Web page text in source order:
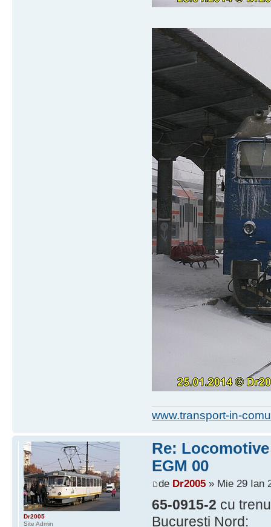
www.transport-in-
Re:
EGM 00
de Dr2005» Mie 29 Ian
65-0915-2 cu
Bucureşti Nord:
Dr2005
Site Admin